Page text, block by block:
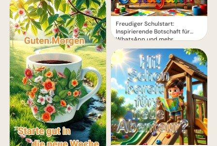
Freudiger Schulstart:
Inspirierende Botschaft für
WhatsApp und mehr